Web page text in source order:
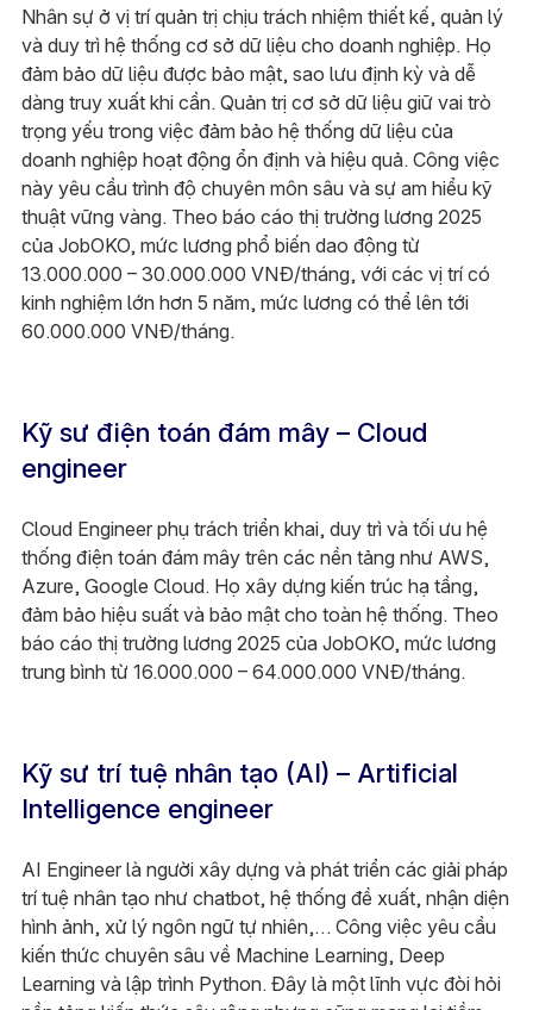
Nhân sự ở vị trí quản trị chịu trách nhiệm thiết kế, quản lý
và duy trì hệ thống cơ sở dữ liệu cho doanh nghiệp. Họ
đảm bảo dữ liệu được bảo mật, sao lưu định kỳ và dễ
dàng truy xuất khi cần. Quản trị cơ sở dữ liệu giữ vai trò
trọng yếu trong việc đảm bảo hệ thống dữ liệu của
doanh nghiệp hoạt động ổn định và hiệu quả. Công việc
này yêu cầu trình độ chuyên môn sâu và sự am hiểu kỹ
thuật vững vàng. Theo báo cáo thị trường lương 2025
của JobOKO, mức lương phổ biến dao động từ
13.000.000 – 30.000.000 VNĐ/tháng, với các vị trí có
kinh nghiệm lớn hơn 5 năm, mức lương có thể lên tới
60.000.000 VNĐ/tháng.
Kỹ sư điện toán đám mây – Cloud
engineer
Cloud Engineer phụ trách triển khai, duy trì và tối ưu hệ
thống điện toán đám mây trên các nền tảng như AWS,
Azure, Google Cloud. Họ xây dựng kiến trúc hạ tầng,
đảm bảo hiệu suất và bảo mật cho toàn hệ thống. Theo
báo cáo thị trường lương 2025 của JobOKO, mức lương
trung bình từ 16.000.000 – 64.000.000 VNĐ/tháng.
Kỹ sư trí tuệ nhân tạo (AI) – Artificial
Intelligence engineer
AI Engineer là người xây dựng và phát triển các giải pháp
trí tuệ nhân tạo như chatbot, hệ thống đề xuất, nhận diện
hình ảnh, xử lý ngôn ngữ tự nhiên,… Công việc yêu cầu
kiến thức chuyên sâu về Machine Learning, Deep
Learning và lập trình Python. Đây là một lĩnh vực đòi hỏi